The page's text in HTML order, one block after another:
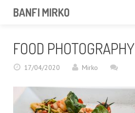
BANFI MIRKO
PORTFOLIO
FOOD PHOTOGRAPHY
17/04/2020 Mirko